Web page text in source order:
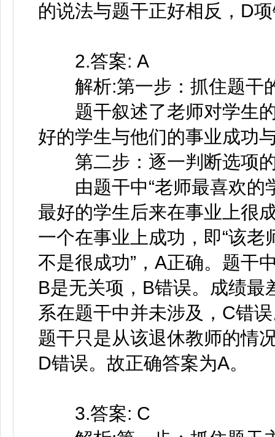
的说法与题干正好相反，D
2.答案: A
解析:第一步：抓住题干
题干叙述了老师对学生的
好的学生与他们的事业成功
第二步：逐一判断选项
由题干中“老师最喜欢的
最好的学生后来在事业上很
一个在事业上成功，即“该
不是很成功”，A正确。题干
B是无关项，B错误。成绩最
系在题干中并未涉及，C错
题干只是从该退休教师的情
D错误。故正确答案为A。
3.答案: C